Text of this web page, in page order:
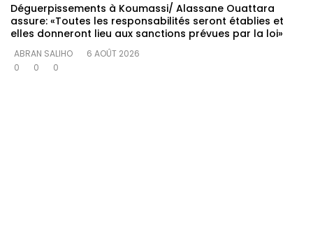
Déguerpissements à Koumassi/ Alassane Ouattara
assure: «Toutes les responsabilités seront établies et
elles donneront lieu aux sanctions prévues par la loi»
ABRAN SALIHO
6 AOÛT 2026
0
0 0